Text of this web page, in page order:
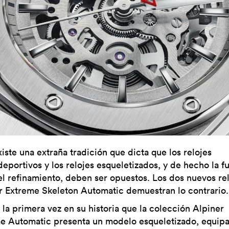
una extraña tradición que dicta que los relojes
y los relojes esqueletizados, y de hecho la
refinamiento, deben ser opuestos. Los dos nuevos
Extreme Skeleton Automatic demuestran lo contrario.
la primera vez en su historia que la colección Alpiner
Automatic presenta un modelo esqueletizado,